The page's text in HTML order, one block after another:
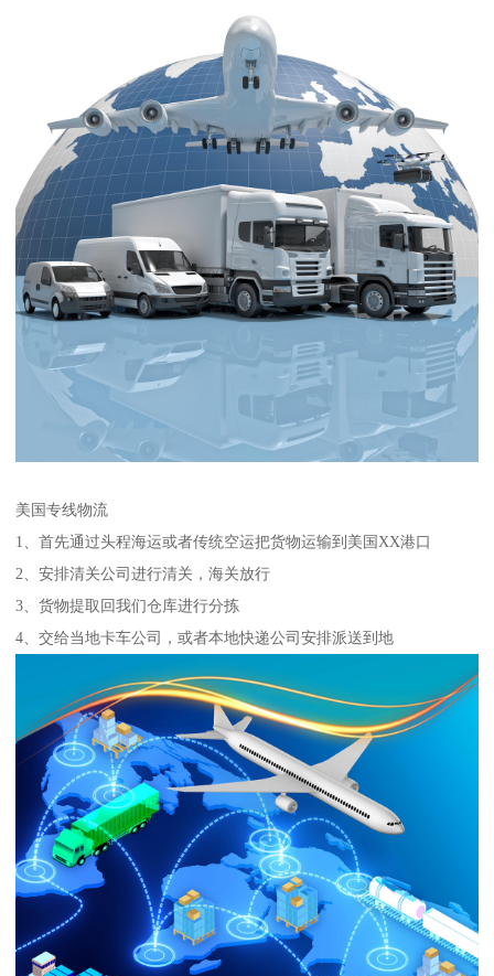
美国专线物流
1、首先通过头程海运或者传统空运把货物运输到美国XX港口
2、安排清关公司进行清关，海关放行
3、货物提取回我们仓库进行分拣
4、交给当地卡车公司，或者本地快递公司安排派送到地